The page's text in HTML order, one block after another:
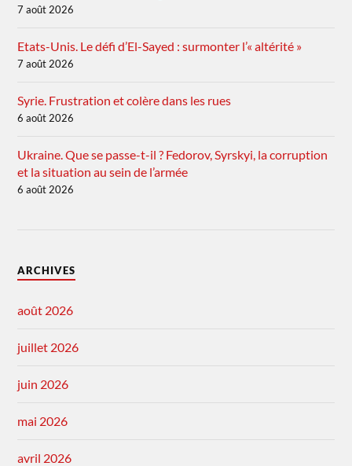
7 août 2026
Etats-Unis. Le défi d’El-Sayed : surmonter l’« altérité »
7 août 2026
Syrie. Frustration et colère dans les rues
6 août 2026
Ukraine. Que se passe-t-il ? Fedorov, Syrskyi, la corruption
et la situation au sein de l’armée
6 août 2026
ARCHIVES
août 2026
juillet 2026
juin 2026
mai 2026
avril 2026